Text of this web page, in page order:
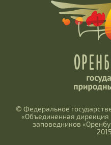
© Федеральное
«Объединенная дирекция
заповедников